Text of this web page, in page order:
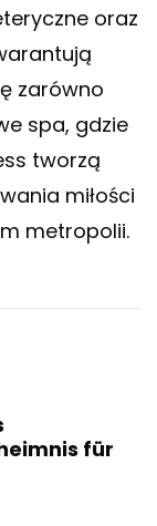
oraz
zarówno
spa, gdzie
tworzą
miłości
metropolii.
für